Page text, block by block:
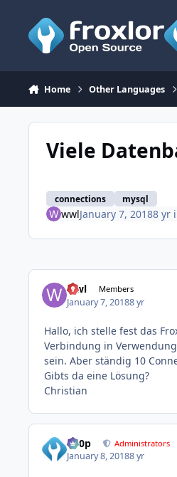
Home Other Languages
Viele
connections mysql
wwlJanuary 7, 20188 yr
wwl Members
January 7, 20188 yr
Hallo, ich stelle fest das
Verbindung in
sein. Aber ständig 10
Gibts da eine Lösung?
Christian
d00p Administrators
January 8, 20188 yr